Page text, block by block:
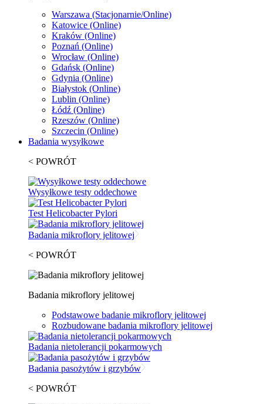
Warszawa (Stacjonarnie/Online)
Katowice (Online)
Kraków (Online)
Poznań (Online)
Wrocław (Online)
Gdańsk (Online)
Gdynia (Online)
Białystok (Online)
Lublin (Online)
Łódź (Online)
Rzeszów (Online)
Szczecin (Online)
Badania wysyłkowe
< POWRÓT
Wysyłkowe testy oddechowe
Test Helicobacter Pylori
Badania mikroflory jelitowej
< POWRÓT
Badania mikroflory jelitowej
Podstawowe badanie mikroflory jelitowej
Rozbudowane badania mikroflory jelitowej
Badania nietolerancji pokarmowych
Badania pasożytów i grzybów
< POWRÓT